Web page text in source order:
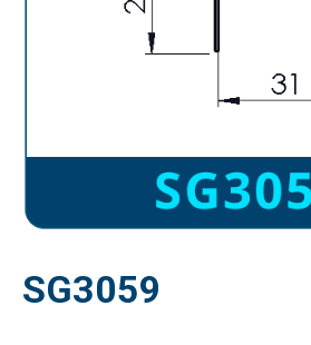
SG3059